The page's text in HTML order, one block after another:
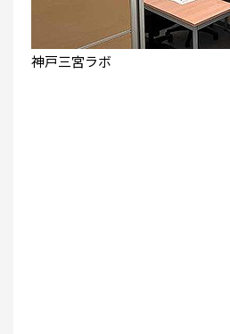
神戸三宮ラボ